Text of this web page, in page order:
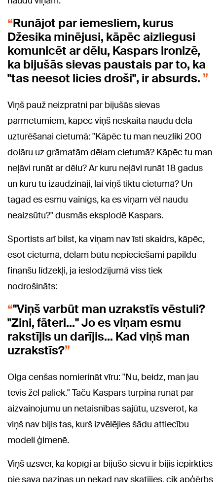
Runājot par iemesliem, kurus
Džesika minējusi, kāpēc aizliegusi
komunicēt ar dēlu, Kaspars ironizē,
ka bijušās sievas paustais par to, ka
"tas neesot licies droši", ir absurds.
Viņš pauž neizpratni par bijušās sievas
pārmetumiem, kāpēc viņš neskaita naudu dēla
uzturēšanai cietumā: "Kāpēc tu man neuzliki 200
dolāru uz grāmatām dēlam cietumā? Kāpēc tu man
neļāvi runāt ar dēlu? Ar kuru neļāvi runāt 18 gadus
un kuru tu izaudzināji, lai viņš tiktu cietumā? Un
tagad es esmu vainīgs, ka es viņam vēl naudu
neaizsūtu?" dusmās eksplodē Kaspars.
Sportists arī bilst, ka viņam nav īsti skaidrs, kāpēc,
esot cietumā, dēlam būtu nepieciešami papildu
finanšu līdzekļi, ja ieslodzījumā viss tiek
nodrošināts:
"Viņš varbūt man uzrakstīs vēstuli?
"Zini, fāteri..." Jo es viņam esmu
rakstījis un darījis... Kad viņš man
uzrakstīs?
Olga cenšas nomierināt vīru: "Nu, beidz, man jau
tevis žēl paliek." Taču Kaspars turpina runāt par
aizvainojumu un netaisnības sajūtu, uzsverot, ka
viņš nav bijis tas, kurš izvēlējies šādu attiecību
modeli ģimenē.
Viņš uzsver, ka kopīgi ar bijušo sievu ir bijis iepirkties